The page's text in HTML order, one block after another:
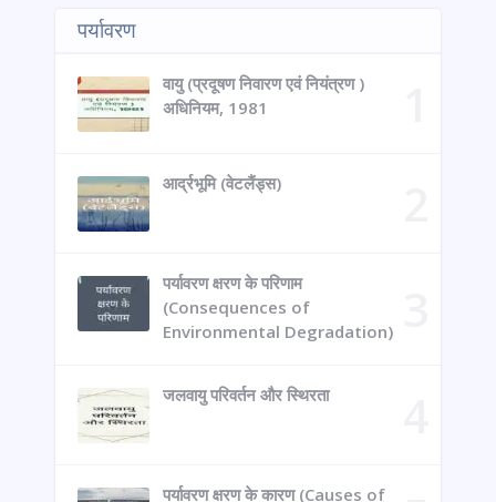
पर्यावरण
वायु (प्रदूषण निवारण एवं नियंत्रण )
अधिनियम, 1981
आर्द्रभूमि (वेटलैंड्स)
पर्यावरण क्षरण के परिणाम
(Consequences of
Environmental Degradation)
जलवायु परिवर्तन और स्थिरता
पर्यावरण क्षरण के कारण (Causes of